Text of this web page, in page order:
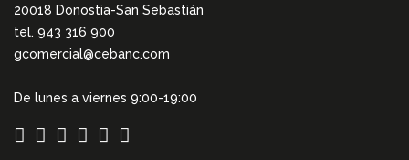
20018 Donostia-San Sebastián
tel. 943 316 900
gcomercial@cebanc.com
De lunes a viernes 9:00-19:00